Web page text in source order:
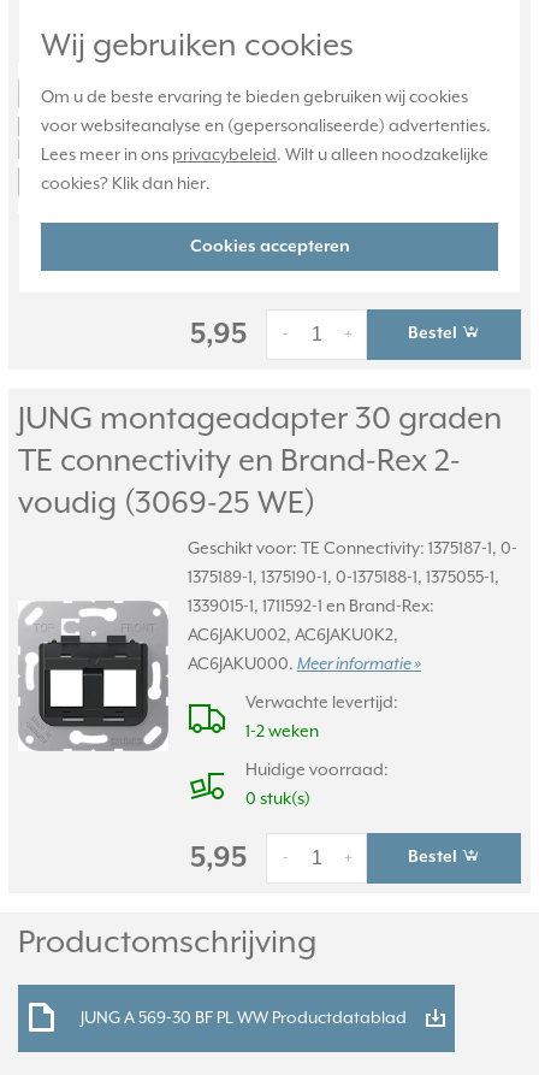
Wij gebruiken cookies
Om u de beste ervaring te bieden gebruiken wij cookies
voor websiteanalyse en (gepersonaliseerde) advertenties.
Lees meer in ons privacybeleid. Wilt u alleen noodzakelijke
cookies? Klik dan hier.
Cookies accepteren
MPS100E-003 en Reichle & De-Massari*:
R305111, R310694, R305112, R310694, R305113,
R310694, R305114.
Huidige voorraad:
0 stuk(s)
5,95 +
- Bestel
JUNG montageadapter 30 graden
TE connectivity en Brand-Rex 2-
voudig (3069-25 WE)
Geschikt voor: TE Connectivity: 1375187-1, 0-
1375189-1, 1375190-1, 0-1375188-1, 1375055-1,
1339015-1, 1711592-1 en Brand-Rex:
AC6JAKU002, AC6JAKU0K2,
AC6JAKU000. Meer informatie »
Verwachte levertijd:
1-2 weken
Huidige voorraad:
0 stuk(s)
5,95 +
- Bestel
Productomschrijving
JUNG A 569-30 BF PL WW Productdatablad